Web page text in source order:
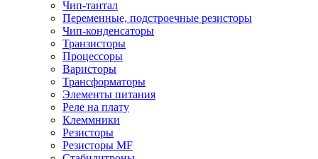
Чип-тантал
Переменные, подстроечные резисторы
Чип-конденсаторы
Транзисторы
Процессоры
Варисторы
Трансформаторы
Элементы питания
Реле на плату
Клеммники
Резисторы
Резисторы MF